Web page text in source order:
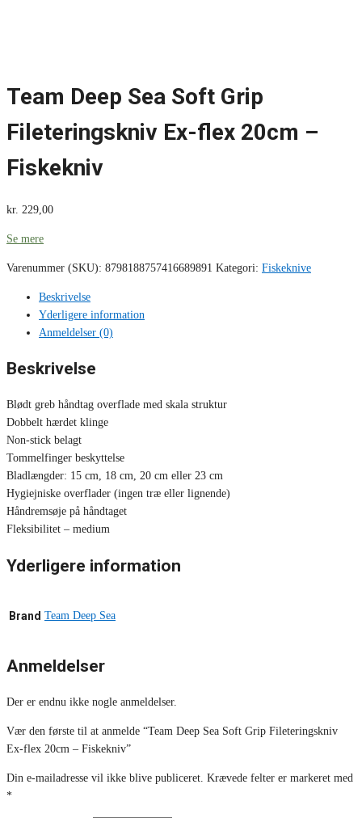
Team Deep Sea Soft Grip
Fileteringskniv Ex-flex 20cm –
Fiskekniv
kr. 229,00
Se mere
Varenummer (SKU): 8798188757416689891 Kategori: Fiskeknive
Beskrivelse
Yderligere information
Anmeldelser (0)
Beskrivelse
Blødt greb håndtag overflade med skala struktur
Dobbelt hærdet klinge
Non-stick belagt
Tommelfinger beskyttelse
Bladlængder: 15 cm, 18 cm, 20 cm eller 23 cm
Hygiejniske overflader (ingen træ eller lignende)
Håndremsøje på håndtaget
Fleksibilitet – medium
Yderligere information
Brand Team Deep Sea
Anmeldelser
Der er endnu ikke nogle anmeldelser.
Vær den første til at anmelde “Team Deep Sea Soft Grip Fileteringskniv
Ex-flex 20cm – Fiskekniv”
Din e-mailadresse vil ikke blive publiceret. Krævede felter er markeret med
*